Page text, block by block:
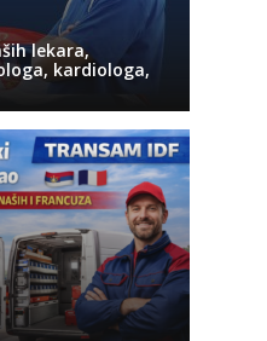
lekara,
kardiologa,